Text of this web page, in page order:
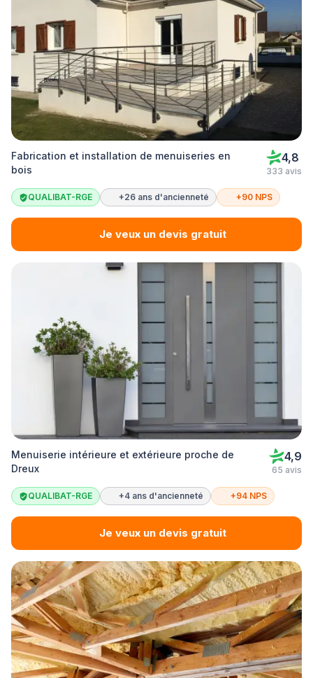
Fabrication et installation de menuiseries en
bois
4,8
333 avis
QUALIBAT-RGE +26 ans d'ancienneté +90 NPS
Je veux un devis gratuit
Menuiserie intérieure et extérieure proche de
Dreux
4,9
65 avis
QUALIBAT-RGE +4 ans d'ancienneté +94 NPS
Je veux un devis gratuit